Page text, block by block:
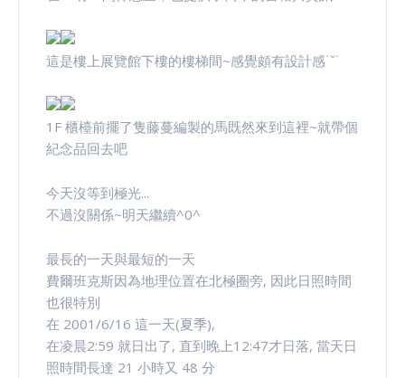
這是樓上展覽館下樓的樓梯間~感覺頗有設計感˙ˇ˙
1F 櫃檯前擺了隻藤蔓編製的馬既然來到這裡~就帶個
紀念品回去吧
今天沒等到極光...
不過沒關係~明天繼續^0^
最長的一天與最短的一天
費爾班克斯因為地理位置在北極圈旁, 因此日照時間
也很特別
在 2001/6/16 這一天(夏季),
在凌晨2:59 就日出了, 直到晚上12:47才日落, 當天日
照時間長達 21 小時又 48 分